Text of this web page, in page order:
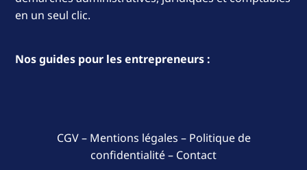
en un seul clic.
Nos guides pour les entrepreneurs :
CGV– Mentions légales – Politique de
confidentialité– Contact